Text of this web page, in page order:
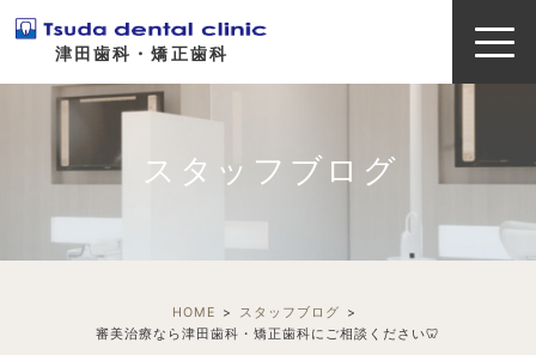
津田歯科・矯正歯科
スタッフブログ
HOME
スタッフブログ
審美治療なら津田歯科・矯正歯科にご相談ください🦷